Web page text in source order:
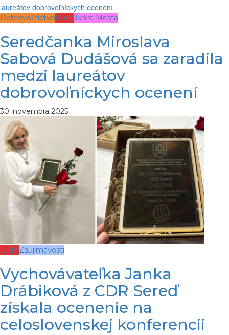
DobrovoľníctvoĽudiaTváre Mesta
Seredčanka Miroslava
Sabová Dudášová sa zaradila
medzi laureátov
dobrovoľníckych ocenení
30. novembra 2025
ĽudiaZaujímavosti
Vychovávateľka Janka
Drábiková z CDR Sereď
získala ocenenie na
celoslovenskej konferencii